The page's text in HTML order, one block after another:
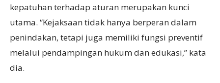
kepatuhan terhadap aturan merupakan kunci
utama. “Kejaksaan tidak hanya berperan dalam
penindakan, tetapi juga memiliki fungsi preventif
melalui pendampingan hukum dan edukasi,” kata
dia.